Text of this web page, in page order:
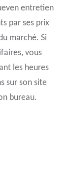
entretien
par ses prix
marché. Si
vous
les heures
sur son site
bureau.